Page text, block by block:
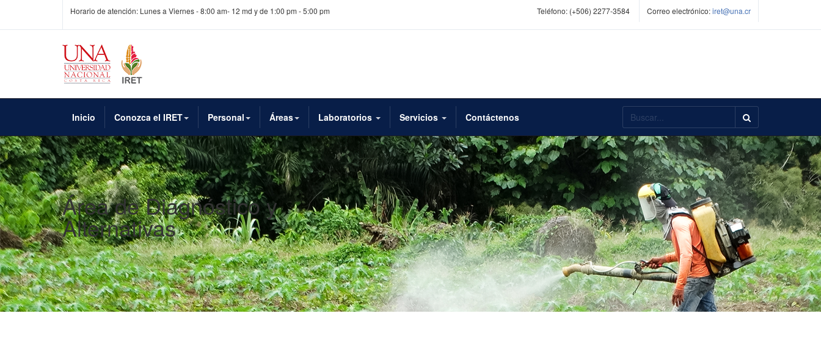
Horario de atención: Lunes a Viernes - 8:00 am- 12 md y de 1:00 pm - 5:00 pm Teléfono: (+506) 2277-3584 Correo electrónico:iret@una.cr
Inicio Conozca el IRET Personal Áreas Laboratorios Servicios Contáctenos Buscar...
Área de Diagnóstico y
Alternativas